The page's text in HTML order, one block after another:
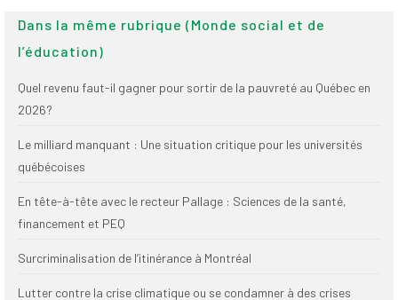
notre valorisation
Publications
SPPEUQAM
et Bilans
Dans la même rubrique (Monde social et de
l’éducation)
Quel revenu faut-il gagner pour sortir de la pauvreté au Québec en
2026?
Le milliard manquant : Une situation critique pour les universités
québécoises
En tête-à-tête avec le recteur Pallage : Sciences de la santé,
financement et PEQ
Surcriminalisation de l’itinérance à Montréal
Lutter contre la crise climatique ou se condamner à des crises